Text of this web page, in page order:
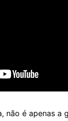
não é apenas